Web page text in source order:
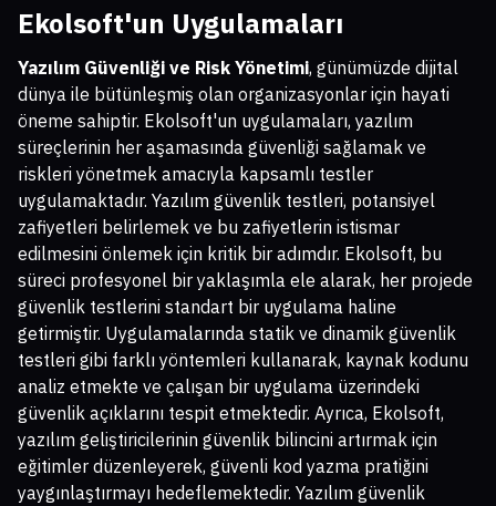
Ekolsoft'un Uygulamaları
Yazılım Güvenliği ve Risk Yönetimi, günümüzde dijital
dünya ile bütünleşmiş olan organizasyonlar için hayati
öneme sahiptir. Ekolsoft'un uygulamaları, yazılım
süreçlerinin her aşamasında güvenliği sağlamak ve
riskleri yönetmek amacıyla kapsamlı testler
uygulamaktadır. Yazılım güvenlik testleri, potansiyel
zafiyetleri belirlemek ve bu zafiyetlerin istismar
edilmesini önlemek için kritik bir adımdır. Ekolsoft, bu
süreci profesyonel bir yaklaşımla ele alarak, her projede
güvenlik testlerini standart bir uygulama haline
getirmiştir. Uygulamalarında statik ve dinamik güvenlik
testleri gibi farklı yöntemleri kullanarak, kaynak kodunu
analiz etmekte ve çalışan bir uygulama üzerindeki
güvenlik açıklarını tespit etmektedir. Ayrıca, Ekolsoft,
yazılım geliştiricilerinin güvenlik bilincini artırmak için
eğitimler düzenleyerek, güvenli kod yazma pratiğini
yaygınlaştırmayı hedeflemektedir. Yazılım güvenlik